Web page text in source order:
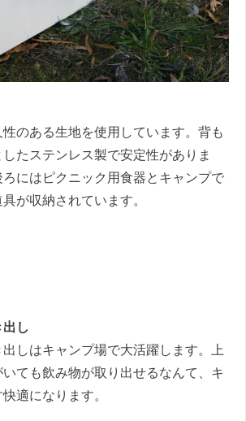
のある生地を使用しています。背も
たステンレス製で安定性がありま
にはピクニック用食器とキャンプで
が収納されています。
し
しはキャンプ場で大活躍します。上
ても飲み物が取り出せるなんて、キ
適になります。